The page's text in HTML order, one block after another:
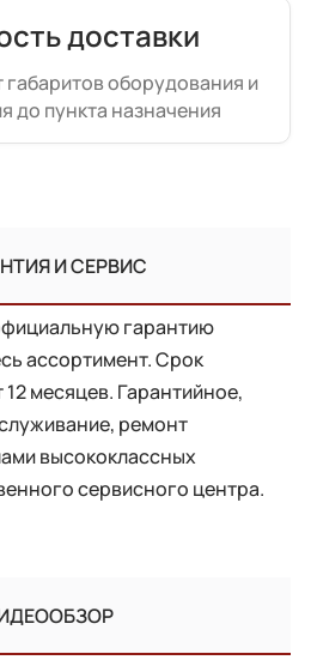
доставки
габаритов оборудования и
до пункта назначения
И СЕРВИС
гарантию
ассортимент. Срок
12 месяцев. Гарантийное,
ремонт
высококлассных
сервисного центра.